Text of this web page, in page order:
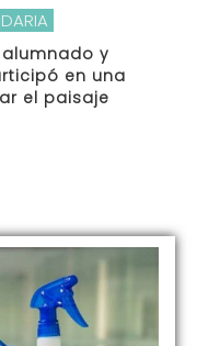
y
en una
el paisaje